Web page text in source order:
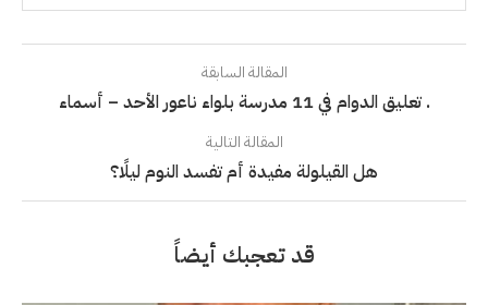
المقالة السابقة
. تعليق الدوام في 11 مدرسة بلواء ناعور الأحد – أسماء
المقالة التالية
هل القيلولة مفيدة أم تفسد النوم ليلًا؟
قد تعجبك أيضاً